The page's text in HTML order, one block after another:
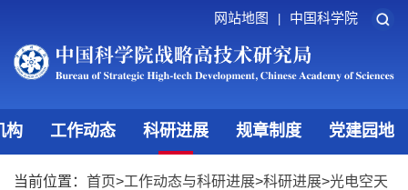
网站地图 中国科学院
构 工作动态 科研进展 规章制度 党建园地
当前位置： 首页>工作动态与科研进展>科研进展>光电空天